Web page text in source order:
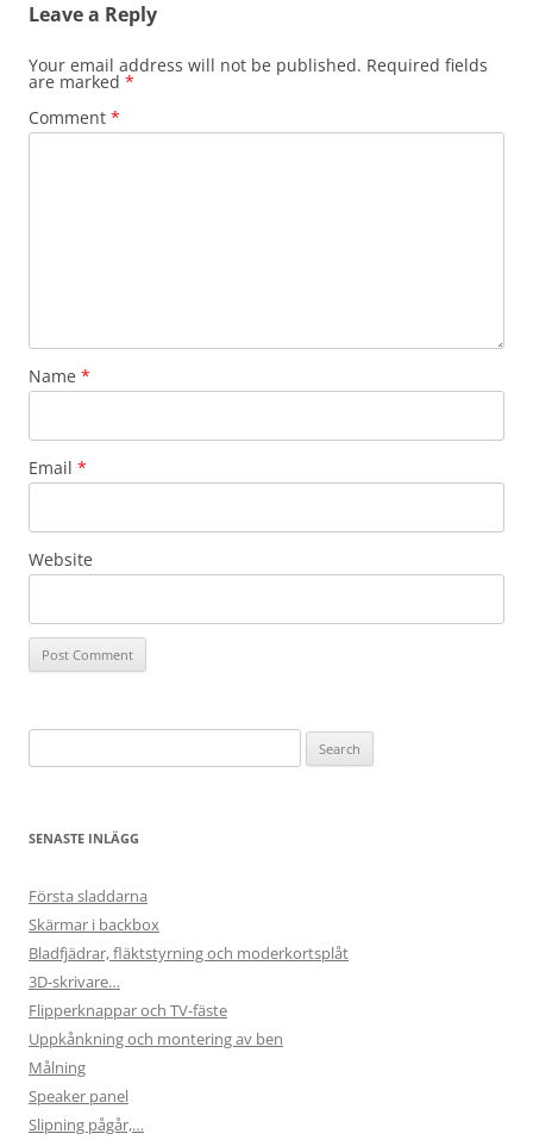
Leave a Reply
Your email address will not be published. Required fields
are marked *
Comment *
Name *
Email *
Website
for:
SENASTE INLÄGG
Första sladdarna
Skärmar i backbox
Bladfjädrar, fläktstyrning och moderkortsplåt
3D-skrivare…
Flipperknappar och TV-fäste
Uppkånkning och montering av ben
Målning
Speaker panel
Slipning pågår,…